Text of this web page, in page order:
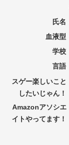
氏名
血液型
学校
言語
スゲー楽しいこと
したいじゃん！
Amazonアソシエ
イトやってます！